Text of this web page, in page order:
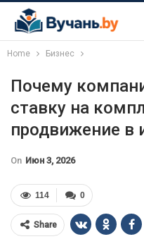
Home Бизнес
Почему
ставку на
продвижение в
On Июн 3, 2026
0
114
Share